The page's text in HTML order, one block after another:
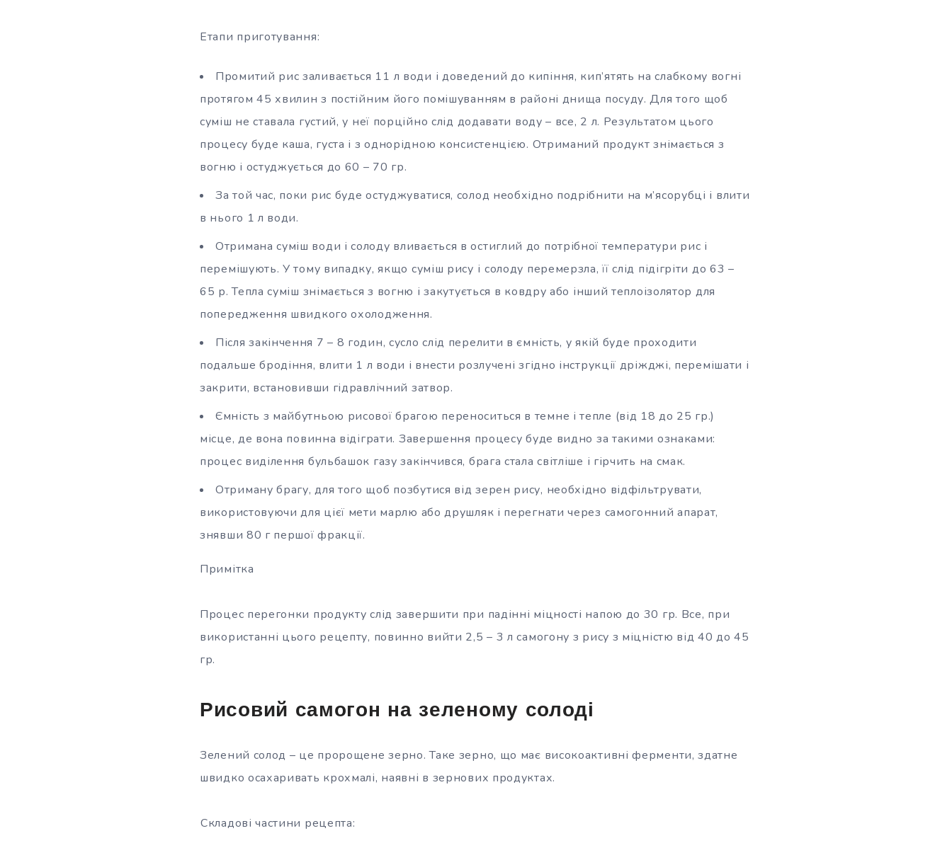
Етапи приготування:
Промитий рис заливається 11 л води і доведений до кипіння, кип’ятять на слабкому вогні
протягом 45 хвилин з постійним його помішуванням в районі днища посуду. Для того щоб
суміш не ставала густий, у неї порційно слід додавати воду – все, 2 л. Результатом цього
процесу буде каша, густа і з однорідною консистенцією. Отриманий продукт знімається з
вогню і остуджується до 60 – 70 гр.
За той час, поки рис буде остуджуватися, солод необхідно подрібнити на м’ясорубці і влити
в нього 1 л води.
Отримана суміш води і солоду вливається в остиглий до потрібної температури рис і
перемішують. У тому випадку, якщо суміш рису і солоду перемерзла, її слід підігріти до 63 –
65 р. Тепла суміш знімається з вогню і закутується в ковдру або інший теплоізолятор для
попередження швидкого охолодження.
Після закінчення 7 – 8 годин, сусло слід перелити в ємність, у якій буде проходити
подальше бродіння, влити 1 л води і внести розлучені згідно інструкції дріжджі, перемішати і
закрити, встановивши гідравлічний затвор.
Ємність з майбутньою рисової брагою переноситься в темне і тепле (від 18 до 25 гр.)
місце, де вона повинна відіграти. Завершення процесу буде видно за такими ознаками:
процес виділення бульбашок газу закінчився, брага стала світліше і гірчить на смак.
Отриману брагу, для того щоб позбутися від зерен рису, необхідно відфільтрувати,
використовуючи для цієї мети марлю або друшляк і перегнати через самогонний апарат,
знявши 80 г першої фракції.
Примітка
Процес перегонки продукту слід завершити при падінні міцності напою до 30 гр. Все, при
використанні цього рецепту, повинно вийти 2,5 – 3 л самогону з рису з міцністю від 40 до 45
гр.
Рисовий самогон на зеленому солоді
Зелений солод – це пророщене зерно. Таке зерно, що має високоактивні ферменти, здатне
швидко осахаривать крохмалі, наявні в зернових продуктах.
Складові частини рецепта: